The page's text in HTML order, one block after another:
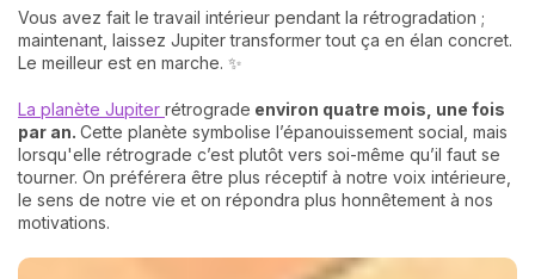
Vous avez fait le travail intérieur pendant la rétrogradation ;
maintenant, laissez Jupiter transformer tout ça en élan concret.
Le meilleur est en marche. ✨
La planète Jupiter rétrograde environ quatre mois, une fois
par an. Cette planète symbolise l’épanouissement social, mais
lorsqu'elle rétrograde c’est plutôt vers soi-même qu’il faut se
tourner. On préférera être plus réceptif à notre voix intérieure,
le sens de notre vie et on répondra plus honnêtement à nos
motivations.